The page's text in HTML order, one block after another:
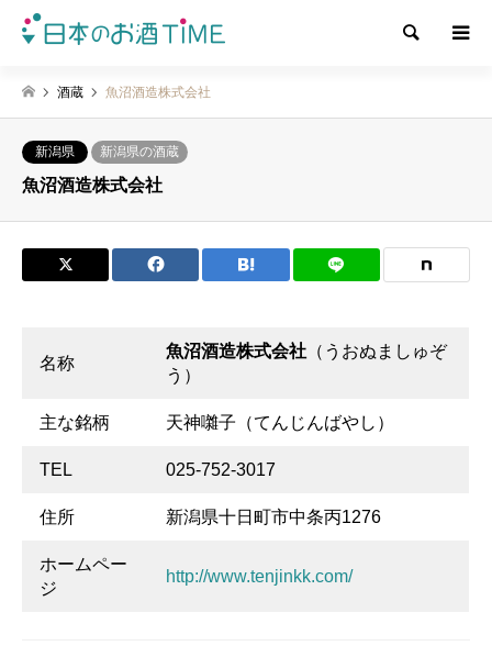
検索
酒蔵 魚沼酒造株式会社
新潟県 新潟県の酒蔵
魚沼酒造株式会社
名称
魚沼酒造株式会社 （うおぬましゅぞ
う）
主な銘柄 天神囃子（てんじんばやし）
TEL 025-752-3017
住所 新潟県十日町市中条丙1276
ホームペー
ジ
http://www.tenjinkk.com/